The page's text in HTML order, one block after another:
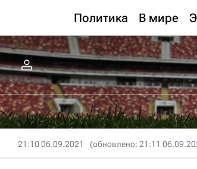
Политика В мире
21:10 06.09.2021 (обновлено: 21:11